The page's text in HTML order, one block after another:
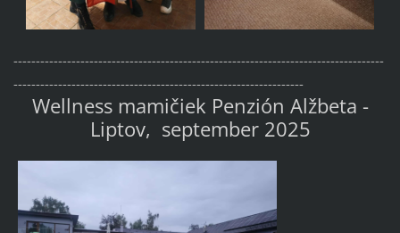
-----------------------------------------------------------------------------------
-----------------------------------------------------------------
Wellness mamičiek Penzión Alžbeta -
Liptov, september 2025